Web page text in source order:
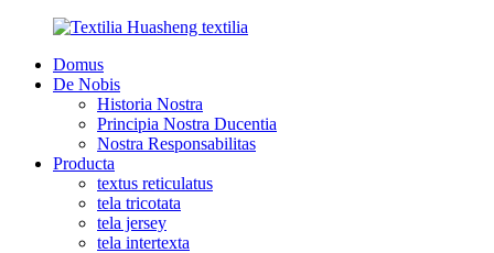
Domus
De Nobis
Historia Nostra
Principia Nostra Ducentia
Nostra Responsabilitas
Producta
textus reticulatus
tela tricotata
tela jersey
tela intertexta